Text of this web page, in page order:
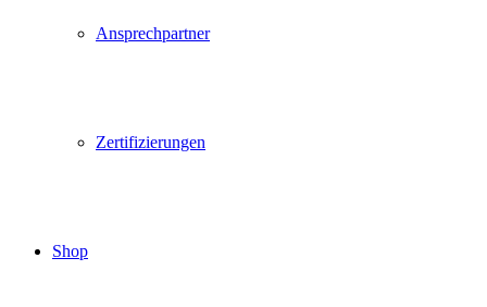
Ansprechpartner
Zertifizierungen
Shop